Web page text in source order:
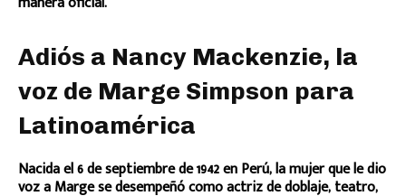
Adiós a Nancy Mackenzie, la
voz de Marge Simpson para
Latinoamérica
Nacida el 6 de septiembre de 1942 en Perú, la mujer que le dio
voz a Marge se desempeñó como actriz de doblaje, teatro,